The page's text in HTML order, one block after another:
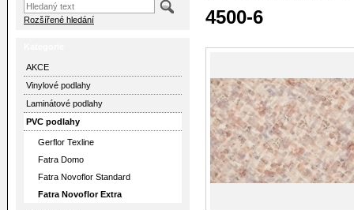
Rozšířené hledání
AKCE
Vinylové podlahy
Laminátové podlahy
PVC podlahy
Gerflor Texline
Fatra Domo
Fatra Novoflor Standard
Fatra Novoflor Extra
4500-6